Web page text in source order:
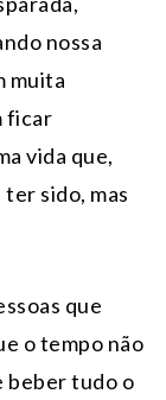
nossa
muita
ficar
vida que,
sido, mas
que
o tempo não
beber tudo o